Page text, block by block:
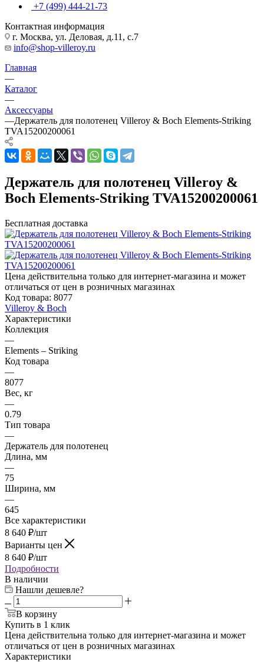
+7 (499) 444-21-73
Контактная информация
г. Москва, ул. Деловая, д.11, с.7
info@shop-villeroy.ru
Главная
—
Каталог
—
Аксессуары
—Держатель для полотенец Villeroy & Boch Elements-Striking
TVA15200200061
Держатель для полотенец Villeroy &
Boch Elements-Striking TVA15200200061
Бесплатная доставка
Цена действительна только для интернет-магазина и может
отличаться от цен в розничных магазинах
Код товара: 8077
Villeroy & Boch
Характеристики
Коллекция
—
Elements – Striking
Код товара
—
8077
Вес, кг
—
0.79
Тип товара
—
Держатель для полотенец
Длина, мм
—
75
Ширина, мм
—
645
Все характеристики
8 640 ₽/шт
Варианты цен
8 640 ₽/шт
Подробности
В наличии
Нашли дешевле?
В корзину
Купить в 1 клик
Цена действительна только для интернет-магазина и может
отличаться от цен в розничных магазинах
Характеристики